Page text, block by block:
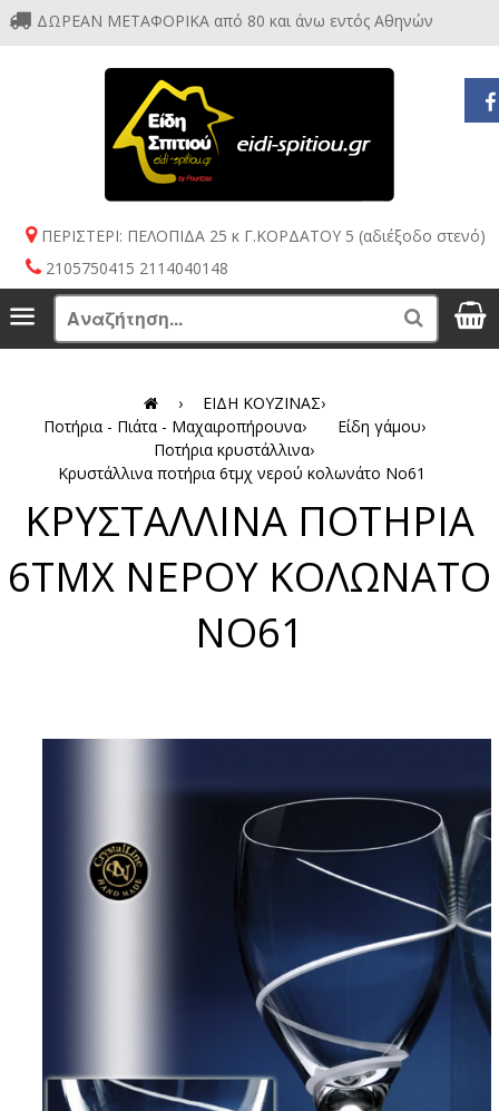
ΔΩΡΕΑΝ ΜΕΤΑΦΟΡΙΚΑ από 80 και άνω εντός Αθηνών
ΠΕΡΙΣΤΕΡΙ: ΠΕΛΟΠΙΔΑ 25 κ Γ.ΚΟΡΔΑΤΟΥ 5 (αδιέξοδο στενό)
2105750415 2114040148
Menu Search
› ΕΙΔΗ ΚΟΥΖΙΝΑΣ›
Ποτήρια - Πιάτα - Μαχαιροπήρουνα› Είδη γάμου›
Ποτήρια κρυστάλλινα›
Κρυστάλλινα ποτήρια 6τμχ νερού κολωνάτο No61
ΚΡΥΣΤΑΛΛΙΝΑ ΠΟΤΗΡΙΑ
6ΤΜΧ ΝΕΡΟΥ ΚΟΛΩΝΑΤΟ
NO61